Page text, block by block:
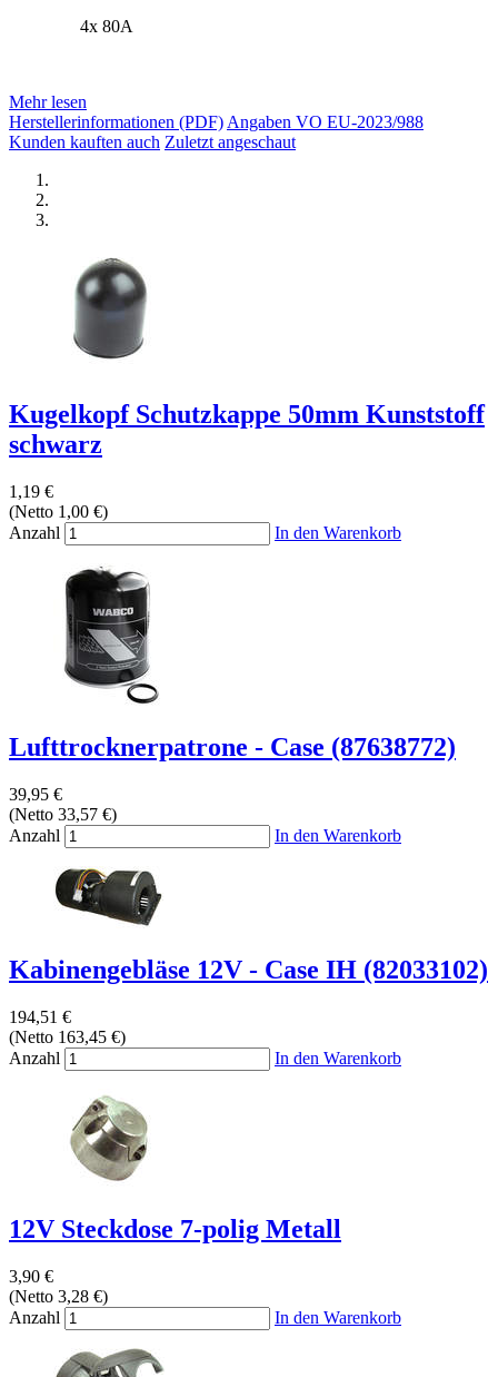
4x 80A
Mehr lesen
Herstellerinformationen (PDF)Angaben VO EU-2023/988
Kunden kauften auch Zuletzt angeschaut
Kugelkopf Schutzkappe 50mm Kunststoff
schwarz
1,19 €
(Netto 1,00 €)
Anzahl
In den Warenkorb
Lufttrocknerpatrone - Case (87638772)
39,95 €
(Netto 33,57 €)
Anzahl
In den Warenkorb
Kabinengebläse 12V - Case IH (82033102)
194,51 €
(Netto 163,45 €)
Anzahl
In den Warenkorb
12V Steckdose 7-polig Metall
3,90 €
(Netto 3,28 €)
Anzahl
In den Warenkorb